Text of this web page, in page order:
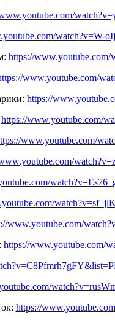
watch?v=W-
https://
www.youtube.com/
https://
https://www.youtube.com/
www.youtube.com/
www.youtube.com/
https://www.youtube.com/
https://